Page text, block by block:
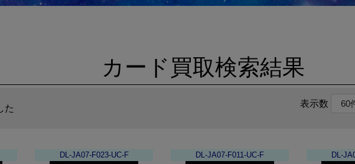
カード買取検索結果
た 表示数
DL-JA07-F023-UC-F DL-JA07-F011-UC-F DL-